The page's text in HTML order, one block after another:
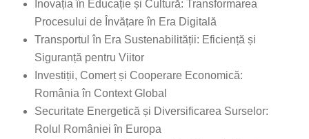
Inovația în Educație și Cultură: Transformarea
Procesului de Învățare în Era Digitală
Transportul în Era Sustenabilității: Eficiență și
Siguranță pentru Viitor
Investiții, Comerț și Cooperare Economică:
România în Context Global
Securitate Energetică și Diversificarea Surselor:
Rolul României în Europa